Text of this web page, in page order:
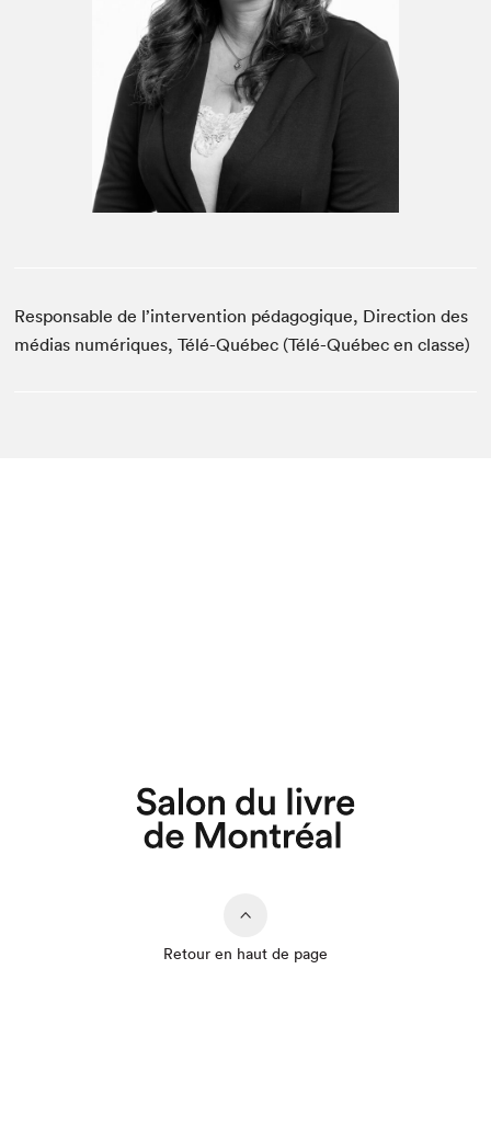
Espace médias
Respon­s­able de l’intervention péd­a­gogique, Direc­tion des
médias numériques, Télé-Québec (Télé-Québec en classe)
Retour en haut de page